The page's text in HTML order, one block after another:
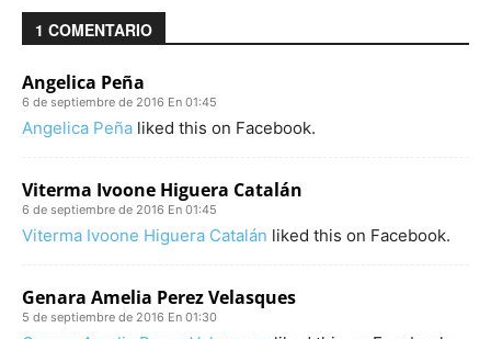
1 COMENTARIO
Angelica Peña
6 de septiembre de 2016 En 01:45
Angelica Peña liked this on Facebook.
Viterma Ivoone Higuera Catalán
6 de septiembre de 2016 En 01:45
Viterma Ivoone Higuera Catalán liked this on Facebook.
Genara Amelia Perez Velasques
5 de septiembre de 2016 En 01:30